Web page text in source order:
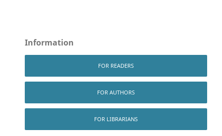
Information
FOR READERS
FOR AUTHORS
FOR LIBRARIANS